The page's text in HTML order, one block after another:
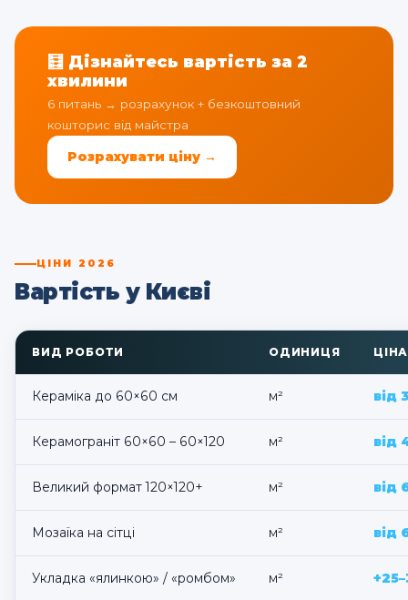
🧮 Дізнайтесь вартість за 2
хвилини
6 питань → розрахунок + безкоштовний
кошторис від майстра
Розрахувати ціну →
ЦІНИ 2026
Вартість у Києві
ВИД РОБОТИ ОДИНИЦЯ ЦІНА
Кераміка до 60×60 см м² від
Керамограніт 60×60 – 60×120 м² від
Великий формат 120×120+ м² від
Мозаїка на сітці м² від
Укладка «ялинкою» / «ромбом» м²